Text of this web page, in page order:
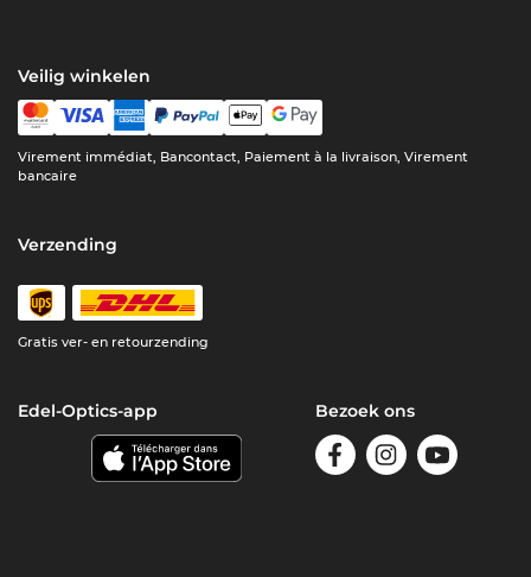
Veilig winkelen
Virement immédiat, Bancontact, Paiement à la livraison, Virement
bancaire
Verzending
Gratis ver- en retourzending
Edel-Optics-app Bezoek ons